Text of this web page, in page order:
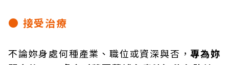
● 接受治療
不論妳身處何種產業、職位或資深與否，專為妳